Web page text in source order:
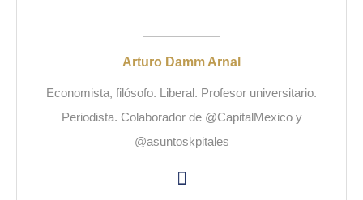
Arturo Damm Arnal
Economista, filósofo. Liberal. Profesor universitario.
Periodista. Colaborador de @CapitalMexico y
@asuntoskpitales